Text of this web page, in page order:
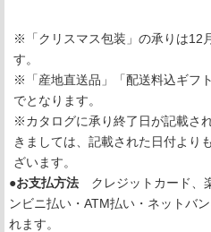
※「クリスマス包装」の承りは12
す。
※「産地直送品」「配送料込ギフ
でとなります。
※カタログに承り終了日が記載さ
きましては、記載された日付より
ざいます。
●お支払方法 クレジットカード、
ンビニ払い・ATM払い・ネットバ
れます。